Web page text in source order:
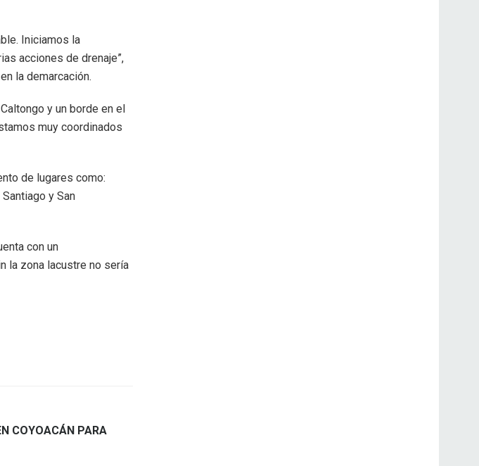
Iniciamos la
acciones de drenaje”,
la demarcación.
y un borde en el
muy coordinados
de lugares como:
y San
con un
la zona lacustre no sería
COYOACÁN PARA